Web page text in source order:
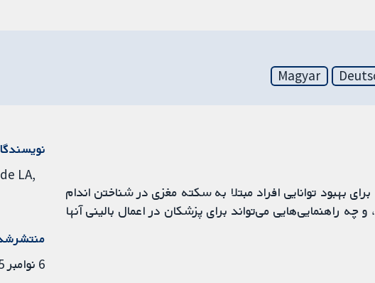
Magyar
بهبود توانایی افراد مبتلا به سکته مغزی در شناختن اندام
راهنمایی‌هایی می‌تواند برای پزشکان در اعمال بالینی آنها
LA
6 نوامبر 2015